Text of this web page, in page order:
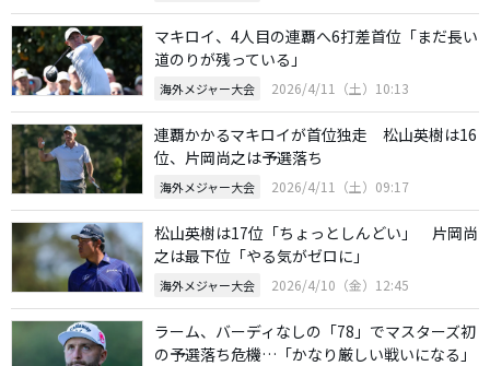
マキロイ、4人目の連覇へ6打差首位「まだ長い
道のりが残っている」
海外メジャー大会 2026/4/11（土）10:13
連覇かかるマキロイが首位独走 松山英樹は16
位、片岡尚之は予選落ち
海外メジャー大会 2026/4/11（土）09:17
松山英樹は17位「ちょっとしんどい」 片岡尚
之は最下位「やる気がゼロに」
海外メジャー大会 2026/4/10（金）12:45
ラーム、バーディなしの「78」でマスターズ初
の予選落ち危機…「かなり厳しい戦いになる」